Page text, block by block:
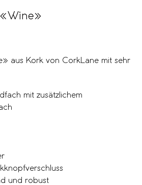
aus Kork von CorkLane mit sehr
mit zusätzlichem
und robust